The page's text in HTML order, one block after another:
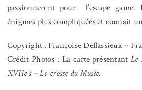
passionneront pour
l’escape
énigmes plus compliquées et connaît
Copyright : Françoise Deflassieux –
Crédit Photos : La carte présentant Le
XVIIe s – La crosse du Musée.